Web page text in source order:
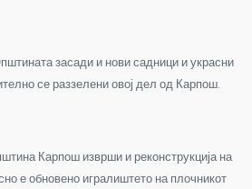
засади и нови садници и украсни
се раззелени овој дел од Карпош.
Карпош изврши и реконструкција на
е обновено игралиштето на плочникот